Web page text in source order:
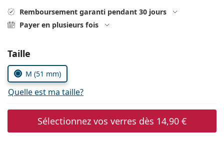
Prada
Remboursement garanti pendant 30 jours
Payer en plusieurs fois
Choisissez les paramètres
Taille
M (51 mm)
Quelle est ma taille?
Sélectionnez vos verres dès 14,90 €